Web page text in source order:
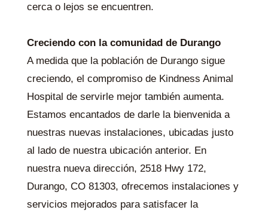
cerca o lejos se encuentren.
Creciendo con la comunidad de Durango
A medida que la población de Durango sigue
creciendo, el compromiso de Kindness Animal
Hospital de servirle mejor también aumenta.
Estamos encantados de darle la bienvenida a
nuestras nuevas instalaciones, ubicadas justo
al lado de nuestra ubicación anterior. En
nuestra nueva dirección, 2518 Hwy 172,
Durango, CO 81303, ofrecemos instalaciones y
servicios mejorados para satisfacer la